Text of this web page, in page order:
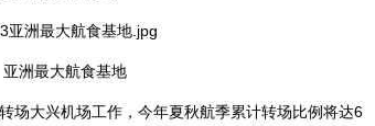
亚洲最大航食基地
大兴机场工作，今年夏秋航季累计转场比例将达6